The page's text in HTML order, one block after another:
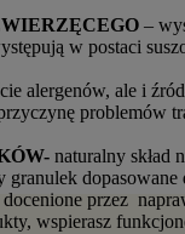
–
w postaci
alergenów, ale i
problemów
naturalny skład
granulek
przez
wspierasz